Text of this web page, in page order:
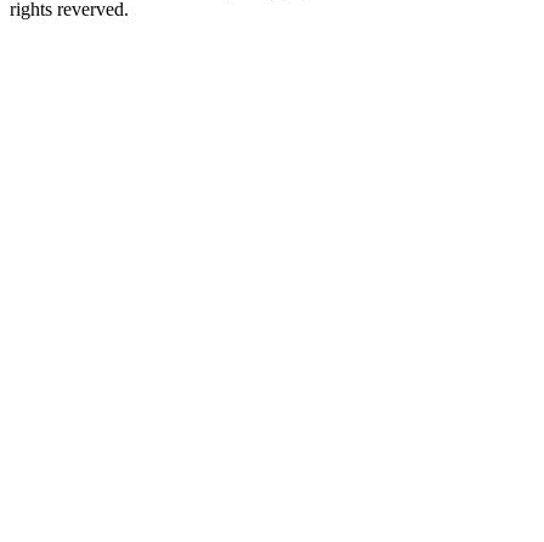
rights reverved.